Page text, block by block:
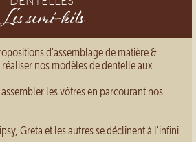
semi-kits
d'assemblage de matière &
nos modèles de dentelle aux
les vôtres en parcourant nos
Greta et les autres se déclinent à l'infini